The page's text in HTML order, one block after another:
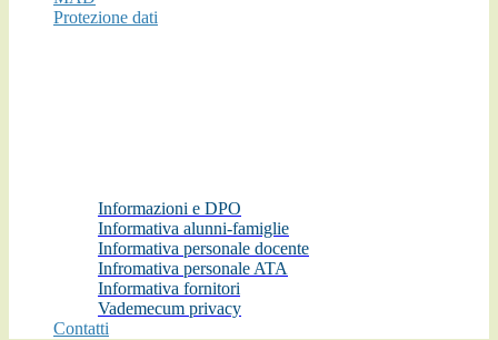
Protezione dati
Informazioni e DPO
Informativa alunni-famiglie
Informativa personale docente
Infromativa personale ATA
Informativa fornitori
Vademecum privacy
Contatti